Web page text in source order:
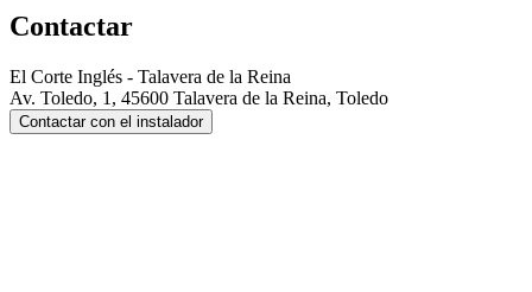
Contactar
El Corte Inglés - Talavera de la Reina
Av. Toledo, 1, 45600 Talavera de la Reina, Toledo
Contactar con el instalador